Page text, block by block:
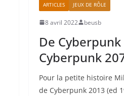
ARTICLES JEUX DE RÔLE
8 avril 2022 beusb
De Cyberpunk
Cyberpunk
Pour la petite histoire
de Cyberpunk 2013 (ed